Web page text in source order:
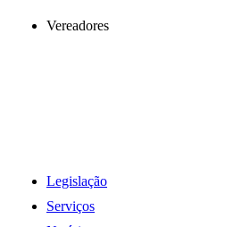
Vereadores
Legislação
Serviços